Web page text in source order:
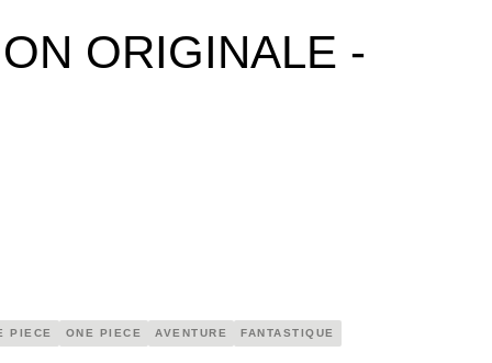
ORIGINALE -
PIECE ONE PIECE AVENTURE FANTASTIQUE